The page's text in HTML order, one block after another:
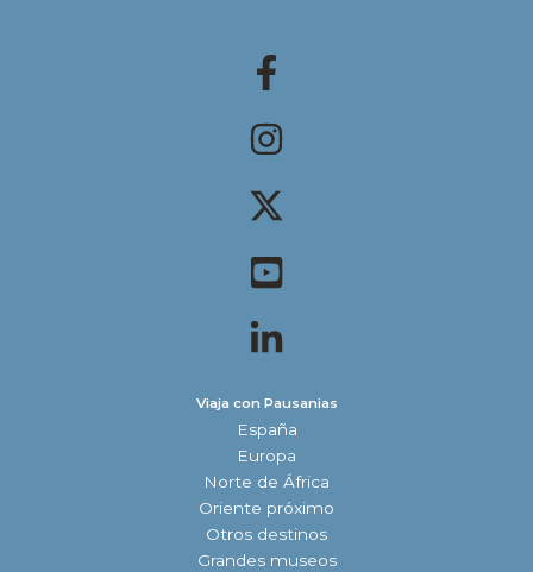
Viaja con Pausanias
España
Europa
Norte de África
Oriente próximo
Otros destinos
Grandes museos